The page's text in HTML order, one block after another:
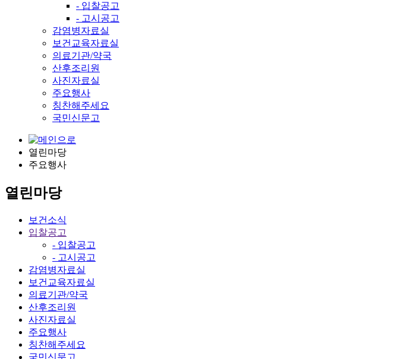
- 입찰공고
- 고시공고
감염병자료실
보건교육자료실
의료기관/약국
산후조리원
사진자료실
주요행사
칭찬해주세요
국민신문고
열린마당
주요행사
열린마당
보건소식
입찰공고
- 입찰공고
- 고시공고
감염병자료실
보건교육자료실
의료기관/약국
산후조리원
사진자료실
주요행사
칭찬해주세요
국민신문고